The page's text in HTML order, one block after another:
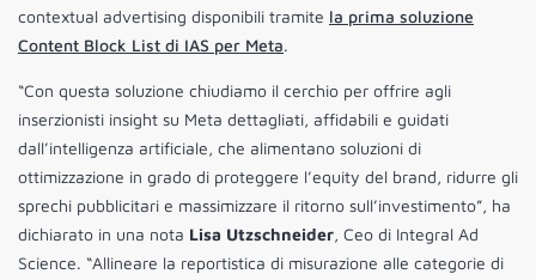
contextual advertising disponibili tramite la prima soluzione
Content Block List di IAS per Meta.
“Con questa soluzione chiudiamo il cerchio per offrire agli
inserzionisti insight su Meta dettagliati, affidabili e guidati
dall’intelligenza artificiale, che alimentano soluzioni di
ottimizzazione in grado di proteggere l’equity del brand, ridurre gli
sprechi pubblicitari e massimizzare il ritorno sull’investimento”, ha
dichiarato in una nota Lisa Utzschneider, Ceo di Integral Ad
Science. “Allineare la reportistica di misurazione alle categorie di